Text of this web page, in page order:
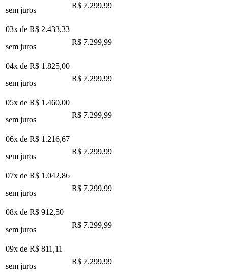
sem juros
R$ 7.299,99
03x de R$ 2.433,33
sem juros
R$ 7.299,99
04x de R$ 1.825,00
sem juros
R$ 7.299,99
05x de R$ 1.460,00
sem juros
R$ 7.299,99
06x de R$ 1.216,67
sem juros
R$ 7.299,99
07x de R$ 1.042,86
sem juros
R$ 7.299,99
08x de R$ 912,50
sem juros
R$ 7.299,99
09x de R$ 811,11
sem juros
R$ 7.299,99